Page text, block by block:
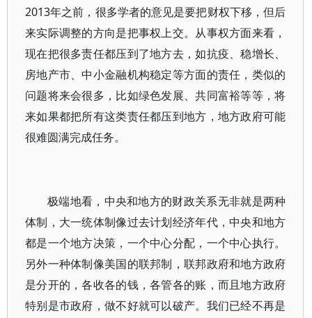
2013年之前，很多学者的意见是要把财权下移，但后
来实际调整的方向是把事权上交。从事权方面来看，
现在把很多责任都压到了地方去，如抗疫、稳增长、
房地产市、中小金融机构稳定等方面的责任，类似的
问题将来会很多，比如绿色发展、共同富裕等等，将
来如果都把所有这类责任都压到地方，地方政府可能
很难圆满完成任务。
极端地看，中央和地方的财政关系无非就是两种
体制，大一统体制像过去计划经济年代，中央和地方
都是一个地方决策，一个中心分配，一个中心执行。
另外一种体制像美国的联邦制，联邦政府和地方政府
是分开的，各收各的钱，各管各的账，而且地方政府
特别是市政府，做不好就可以破产。我们已经不再是